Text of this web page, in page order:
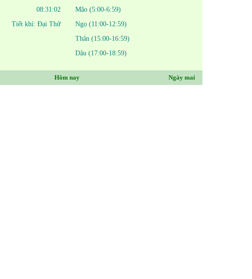
08:31:02
Tiết khí: Đại Thử
Mão (5:00-6:59)
Ngọ (11:00-12:59)
Thân (15:00-16:59)
Dậu (17:00-18:59)
Hôm nay Ngày mai